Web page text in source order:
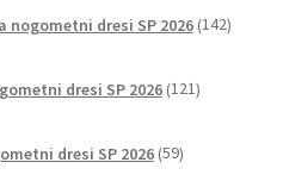
nogometni dresi SP 2026 142
dresi SP 2026 121izdelkov
dresi SP 2026 59izdelkov